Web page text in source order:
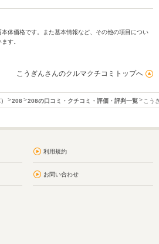
体価格です。また基本情報など、その他の項目につい
す。
こうぎんさんのクルマクチコミトップへ
208 208の口コミ・クチコミ・評価・評判一覧 こう
利用規約
お問い合わせ